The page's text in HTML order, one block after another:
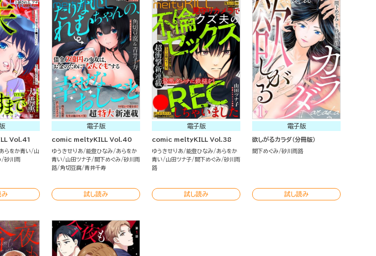
Vol.41
あらをか青い
山
砂川雨
み
電子版
comic meltyKILL Vol.40
ゆうきせりあ 能登ひなみ
あらをか
青い
山田ツナ子 間下めぐみ
砂川雨
路
角切豆腐 青井千寿
試し読み
電子版
comic meltyKILL Vol.38
ゆうきせりあ 能登ひなみ
あらをか
青い
山田ツナ子 間下めぐみ
砂川雨
路
試し読み
電子版
欲しがるカラダ（分冊版）
間下めぐみ 砂川雨路
試し読み